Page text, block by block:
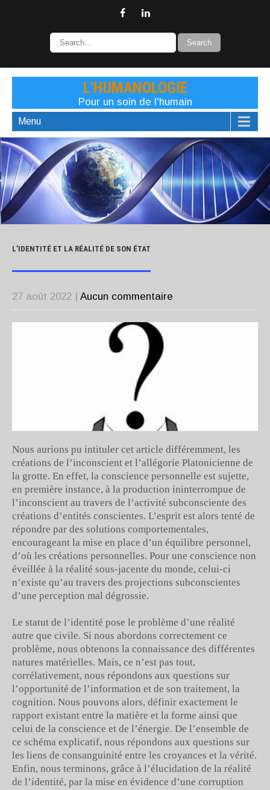
L'HUMANOLOGIE
Pour un soin de l'humain
Menu
L’IDENTITÉ ET LA RÉALITÉ DE SON ÉTAT
27 août 2022 Aucun commentaire
Nous aurions pu intituler cet article différemment, les
créations de l’inconscient et l’allégorie Platonicienne de
la grotte. En effet, la conscience personnelle est sujette,
en première instance, à la production ininterrompue de
l’inconscient au travers de l’activité subconsciente des
créations d’entités conscientes. L’esprit est alors tenté de
répondre par des solutions comportementales,
encourageant la mise en place d’un équilibre personnel,
d’où les créations personnelles. Pour une conscience non
éveillée à la réalité sous-jacente du monde, celui-ci
n’existe qu’au travers des projections subconscientes
d’une perception mal dégrossie.
Le statut de l’identité pose le problème d’une réalité
autre que civile. Si nous abordons correctement ce
problème, nous obtenons la connaissance des différentes
natures matérielles. Mais, ce n’est pas tout,
corrélativement, nous répondons aux questions sur
l’opportunité de l’information et de son traitement, la
cognition. Nous pouvons alors, définir exactement le
rapport existant entre la matière et la forme ainsi que
celui de la conscience et de l’énergie. De l’ensemble de
ce schéma explicatif, nous répondons aux questions sur
les liens de consanguinité entre les croyances et la vérité.
Enfin, nous terminons, grâce à l’élucidation de la réalité
de l’identité, par la mise en évidence d’une corruption